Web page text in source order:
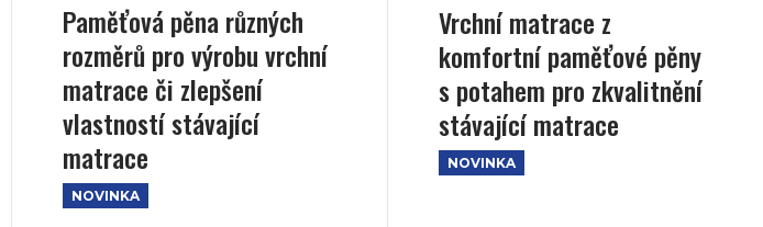
Paměťová pěna různých
rozměrů pro výrobu vrchní
matrace či zlepšení
vlastností stávající
matrace
NOVINKA
Vrchní matrace z
komfortní paměťové pěny
s potahem pro zkvalitnění
stávající matrace
NOVINKA